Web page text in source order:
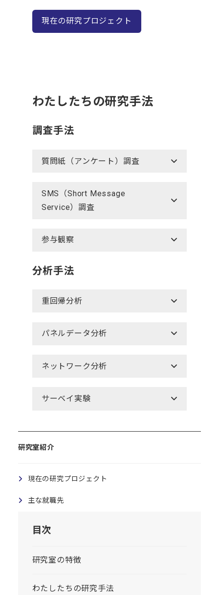
現在の研究プロジェクト
わたしたちの研究手法
調査手法
質問紙（アンケート）調査
SMS（Short Message
Service）調査
参与観察
分析手法
重回帰分析
パネルデータ分析
ネットワーク分析
サーベイ実験
研究室紹介
現在の研究プロジェクト
主な就職先
目次
研究室の特徴
わたしたちの研究手法